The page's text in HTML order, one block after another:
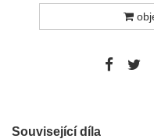
Související díla